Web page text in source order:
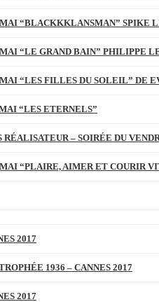
“BLACKKKLANSMAN” SPIKE
“LE GRAND BAIN” PHILIPPE
“LES FILLES DU SOLEIL” DE
“LES ETERNELS”
RÉALISATEUR – SOIRÉE DU
“PLAIRE, AIMER ET COURIR
2017
1936 – CANNES 2017
2017